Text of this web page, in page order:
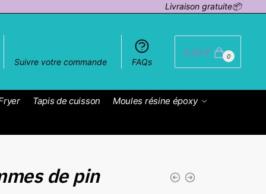
Livraison gratuite📦
Suivre votre commande FAQs
0,00€ 0
Tapis de cuisson Moules résine époxy
de pin